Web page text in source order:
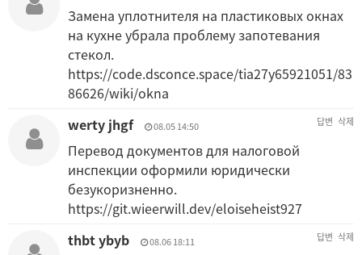
Замена уплотнителя на пластиковых окнах
на кухне убрала проблему запотевания
стекол.
https://code.dsconce.space/tia27y65921051/83
86626/wiki/okna
werty jhgf
08.05 14:50 답변 삭제
Перевод документов для налоговой
инспекции оформили юридически
безукоризненно.
https://git.wieerwill.dev/eloiseheist927
thbt ybyb
08.06 18:11 답변 삭제